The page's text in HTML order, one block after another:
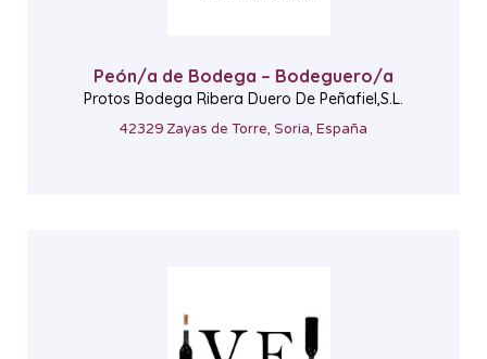
Peón/a de Bodega – Bodeguero/a
Protos Bodega Ribera Duero De Peñafiel,S.L.
42329 Zayas de Torre, Soria, España